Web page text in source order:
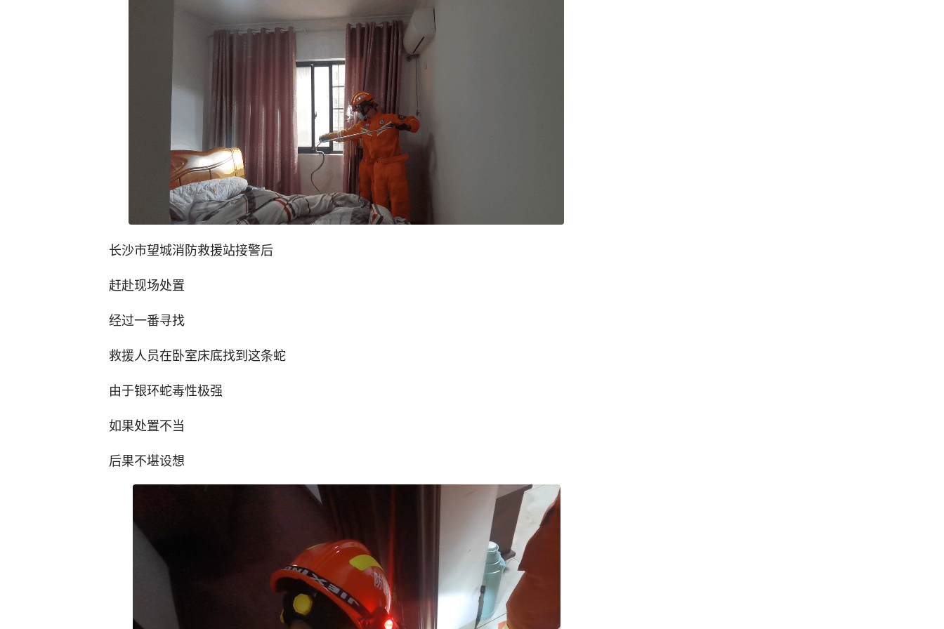
长沙市望城消防救援站接警后
赶赴现场处置
经过一番寻找
救援人员在卧室床底找到这条蛇
由于银环蛇毒性极强
如果处置不当
后果不堪设想